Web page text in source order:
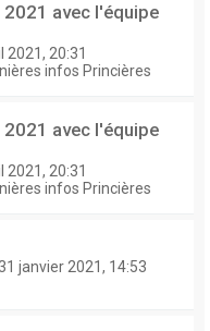
avec l'équipe
2021, 20:31
infos Princières
avec l'équipe
2021, 20:31
infos Princières
31 janvier 2021, 14:53